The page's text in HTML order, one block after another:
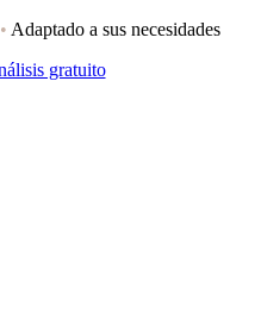
• Adaptado a sus necesidades
gratuito